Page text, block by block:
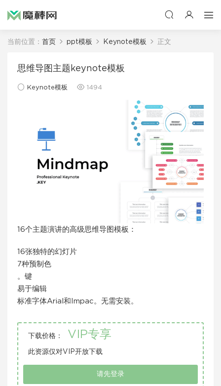
当前位置： 首页 ppt模板 Keynote模板 正文
思维导图主题keynote模板
Keynote模板 1494
16个主题演讲的高级思维导图模板：
16张独特的幻灯片
7种预制色
。键
易于编辑
标准字体Arial和Impac。无需安装。
下载价格： VIP专享
此资源仅对VIP开放下载
请先登录